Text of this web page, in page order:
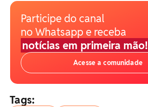
Participe do canal
no Whatsapp e receba
notícias em primeira mão!
Acesse a comunidade
Tags: